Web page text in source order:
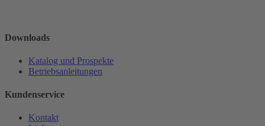
Downloads
Katalog und Prospekte
Betriebsanleitungen
Kundenservice
Kontakt